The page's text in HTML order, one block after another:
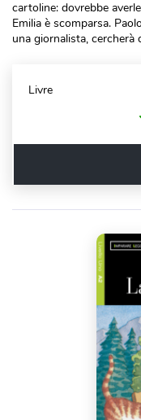
cartoline: dovrebbe
Emilia è scomparsa.
una giornalista, cercherà
Livre